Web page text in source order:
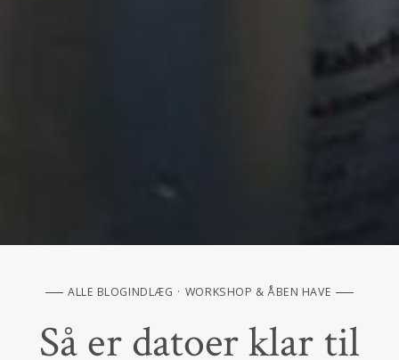
ALLE BLOGINDLÆG WORKSHOP & ÅBEN HAVE
Så er datoer klar til